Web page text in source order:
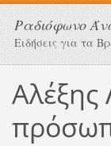
Ραδιόφωνο
Ειδήσεις για τα